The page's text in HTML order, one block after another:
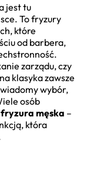
jest tu
To fryzury
które
od barbera,
zarządu, czy
klasyka zawsze
wybór,
osób
męska –
która